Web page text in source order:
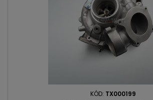
KÓD: TX000199